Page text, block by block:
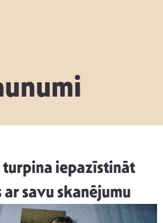
iepazīstināt
savu skanējumu